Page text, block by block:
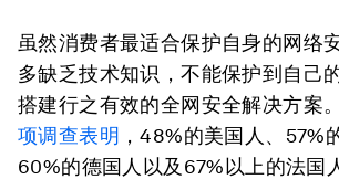
虽然消费者最适合保护自身的网络
多缺乏技术知识，不能保护到自己
搭建行之有效的全网安全解决方案。
项调查表明 ，48%的美国人、57%
60%的德国人以及67%以上的法国